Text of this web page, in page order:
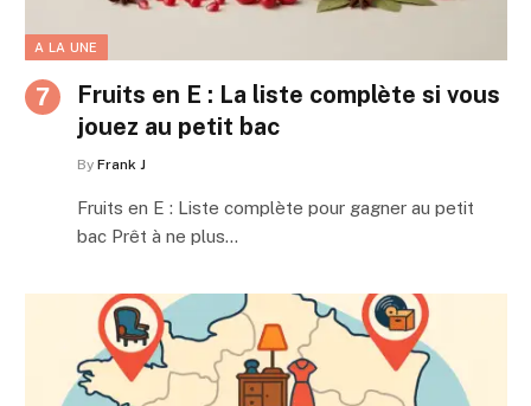
A LA UNE
Fruits en E : La liste complète si vous
jouez au petit bac
By Frank J
Fruits en E : Liste complète pour gagner au petit
bac Prêt à ne plus…